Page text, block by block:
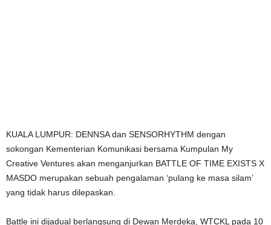
KUALA LUMPUR: DENNSA dan SENSORHYTHM dengan
sokongan Kementerian Komunikasi bersama Kumpulan My
Creative Ventures akan menganjurkan BATTLE OF TIME EXISTS X
MASDO merupakan sebuah pengalaman ‘pulang ke masa silam’
yang tidak harus dilepaskan.
Battle ini dijadual berlangsung di Dewan Merdeka, WTCKL pada 10